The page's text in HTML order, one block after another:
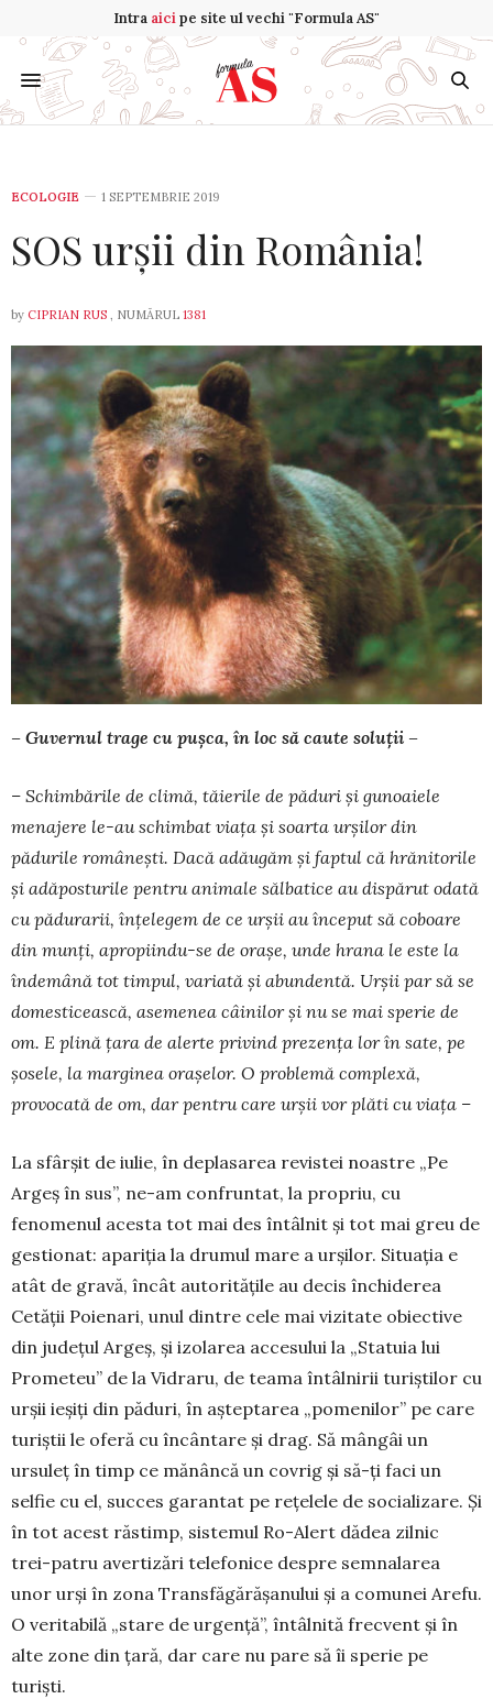
Intra aicipe site ul vechi "Formula AS"
ECOLOGIE 1 SEPTEMBRIE 2019
SOS urșii din România!
by CIPRIAN RUS , NUMĂRUL 1381
– Guvernul trage cu pușca, în loc să caute soluții –
– Schimbările de climă, tăierile de păduri și gunoaiele
menajere le-au schimbat viața și soarta urșilor din
pădurile românești. Dacă adăugăm și faptul că hrănitorile
și adăposturile pentru animale săl­batice au dispărut odată
cu pădurarii, înțelegem de ce urșii au înce­put să coboare
din munți, apropiindu-se de orașe, unde hrana le este la
îndemână tot timpul, variată și abundentă. Urșii par să se
domes­ticească, asemenea câinilor și nu se mai sperie de
om. E plină țara de alerte privind prezența lor în sate, pe
șosele, la marginea orașelor. O problemă complexă,
provocată de om, dar pentru care urșii vor plăti cu viața –
La sfârșit de iulie, în deplasarea revistei noastre „Pe
Argeș în sus”, ne-am con­frun­tat, la propriu, cu
fenomenul acesta tot mai des întâlnit și tot mai greu de
gestionat: apariția la drumul mare a urșilor. Situația e
atât de gravă, încât autoritățile au decis închiderea
Cetății Poienari, unul dintre cele mai vizitate obiective
din județul Argeș, și izolarea accesului la „Statuia lui
Prometeu” de la Vi­draru, de teama în­tâlnirii turiștilor cu
urșii ieșiți din păduri, în aș­tep­ta­rea „pome­nilor” pe care
turiștii le oferă cu încântare și drag. Să mângâi un
ursuleț în timp ce mănâncă un covrig și să-ți faci un
selfie cu el, suc­ces garantat pe rețelele de socia­li­zare. Și
în tot acest răstimp, sis­te­mul Ro-Alert dă­dea zilnic
trei-patru avertizări telefonice despre sem­nalarea
unor urși în zona Trans­fă­gărășanului și a comunei Arefu.
O veritabilă „sta­re de urgență”, întâlnită frecvent și în
alte zone din țară, dar care nu pare să îi sperie pe
turiști.